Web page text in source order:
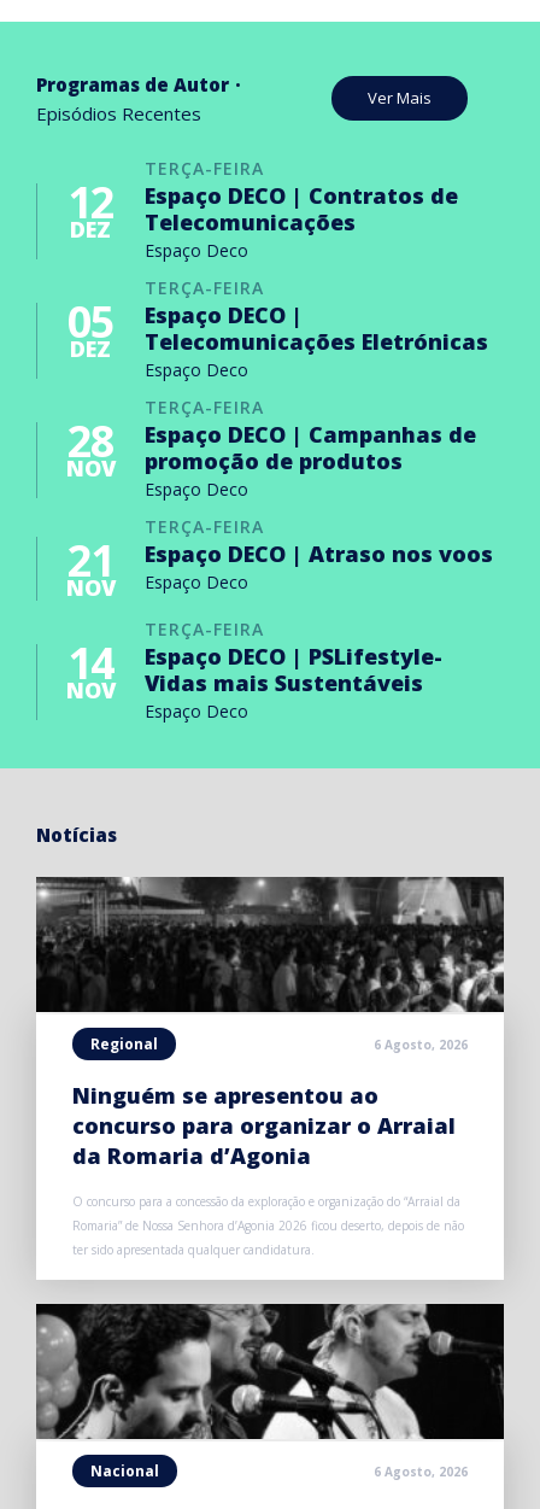
Programas de Autor
Episódios Recentes
Ver Mais
TERÇA-FEIRA
12
DEZ
Espaço DECO | Contratos de
Telecomunicações
Espaço Deco
TERÇA-FEIRA
05
DEZ
Espaço DECO |
Telecomunicações Eletrónicas
Espaço Deco
TERÇA-FEIRA
28
NOV
Espaço DECO | Campanhas de
promoção de produtos
Espaço Deco
TERÇA-FEIRA
21
NOV
Espaço DECO | Atraso nos voos
Espaço Deco
TERÇA-FEIRA
14
NOV
Espaço DECO | PSLifestyle-
Vidas mais Sustentáveis
Espaço Deco
Notícias
Regional 6 Agosto, 2026
Ninguém se apresentou ao
concurso para organizar o Arraial
da Romaria d’Agonia
O concurso para a concessão da exploração e organização do “Arraial da
Romaria” de Nossa Senhora d’Agonia 2026 ficou deserto, depois de não
ter sido apresentada qualquer candidatura.
Nacional 6 Agosto, 2026